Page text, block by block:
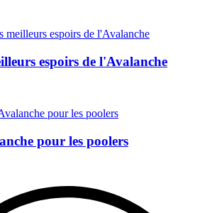
espoirs de l'Avalanche
pour les poolers